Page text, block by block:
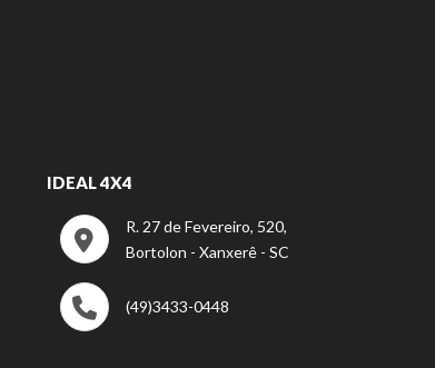
IDEAL 4X4
R. 27 de Fevereiro, 520,
Bortolon - Xanxerê - SC
(49)3433-0448